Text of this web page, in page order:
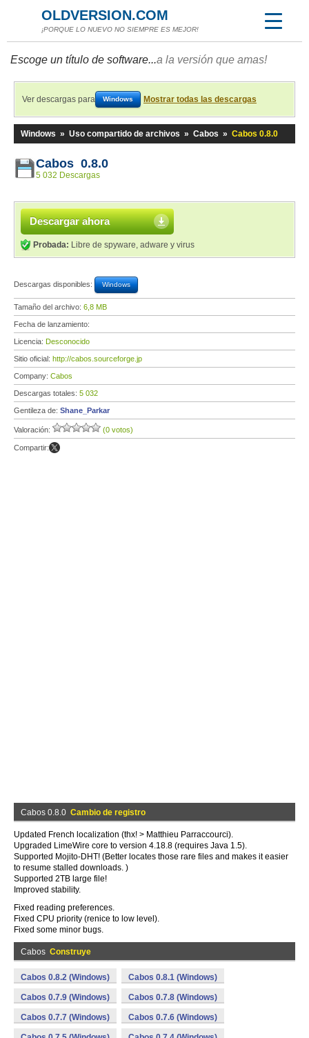
OLDVERSION.COM
¡PORQUE LO NUEVO NO SIEMPRE ES MEJOR!
Escoge un título de software...a la versión que amas!
Ver descargas para Windows Mostrar todas las descargas
Windows » Uso compartido de archivos » Cabos » Cabos 0.8.0
Cabos 0.8.0
5 032 Descargas
Descargar ahora
Probada: Libre de spyware, adware y virus
Descargas disponibles: Windows
Tamaño del archivo: 6,8 MB
Fecha de lanzamiento:
Licencia: Desconocido
Sitio oficial: http://cabos.sourceforge.jp
Company: Cabos
Descargas totales: 5 032
Gentileza de: Shane_Parkar
Valoración: (0 votos)
Compartir:
Cabos 0.8.0 Cambio de registro
Updated French localization (thx! > Matthieu Parraccourci).
Upgraded LimeWire core to version 4.18.8 (requires Java 1.5).
Supported Mojito-DHT! (Better locates those rare files and makes it easier
to resume stalled downloads. )
Supported 2TB large file!
Improved stability.
Fixed reading preferences.
Fixed CPU priority (renice to low level).
Fixed some minor bugs.
Cabos Construye
Cabos 0.8.2 (Windows) Cabos 0.8.1 (Windows)
Cabos 0.7.9 (Windows) Cabos 0.7.8 (Windows)
Cabos 0.7.7 (Windows) Cabos 0.7.6 (Windows)